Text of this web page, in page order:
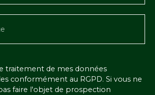
traitement de mes données
conformément au RGPD. Si vous ne
faire l'objet de prospection